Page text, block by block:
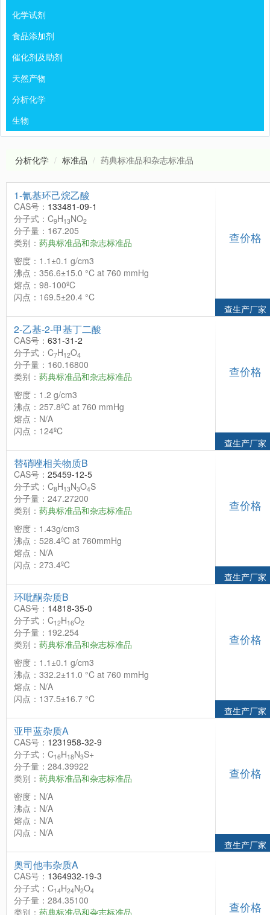
化学试剂
食品添加剂
催化剂及助剂
天然产物
分析化学
生物
分析化学 标准品 药典标准品和杂志标准品
1-氰基环己烷乙酸
CAS号： 133481-09-1
分子式：C9H13NO2
分子量：167.205
类别： 药典标准品和杂志标准品
密度：1.1±0.1 g/cm3
沸点：356.6±15.0 °C at 760 mmHg
熔点：98-100ºC
闪点：169.5±20.4 °C
查价格
查生产厂家
2-乙基-2-甲基丁二酸
CAS号： 631-31-2
分子式：C7H12O4
分子量：160.16800
类别： 药典标准品和杂志标准品
密度：1.2 g/cm3
沸点：257.8ºC at 760 mmHg
熔点：N/A
闪点：124ºC
查价格
查生产厂家
替硝唑相关物质B
CAS号： 25459-12-5
分子式：C8H13N3O4S
分子量：247.27200
类别： 药典标准品和杂志标准品
密度：1.43g/cm3
沸点：528.4ºC at 760mmHg
熔点：N/A
闪点：273.4ºC
查价格
查生产厂家
环吡酮杂质B
CAS号： 14818-35-0
分子式：C12H16O2
分子量：192.254
类别： 药典标准品和杂志标准品
密度：1.1±0.1 g/cm3
沸点：332.2±11.0 °C at 760 mmHg
熔点：N/A
闪点：137.5±16.7 °C
查价格
查生产厂家
亚甲蓝杂质A
CAS号： 1231958-32-9
分子式：C16H18N3S+
分子量：284.39922
类别： 药典标准品和杂志标准品
密度：N/A
沸点：N/A
熔点：N/A
闪点：N/A
查价格
查生产厂家
奥司他韦杂质A
CAS号： 1364932-19-3
分子式：C14H24N2O4
分子量：284.35100
类别： 药典标准品和杂志标准品 查价格